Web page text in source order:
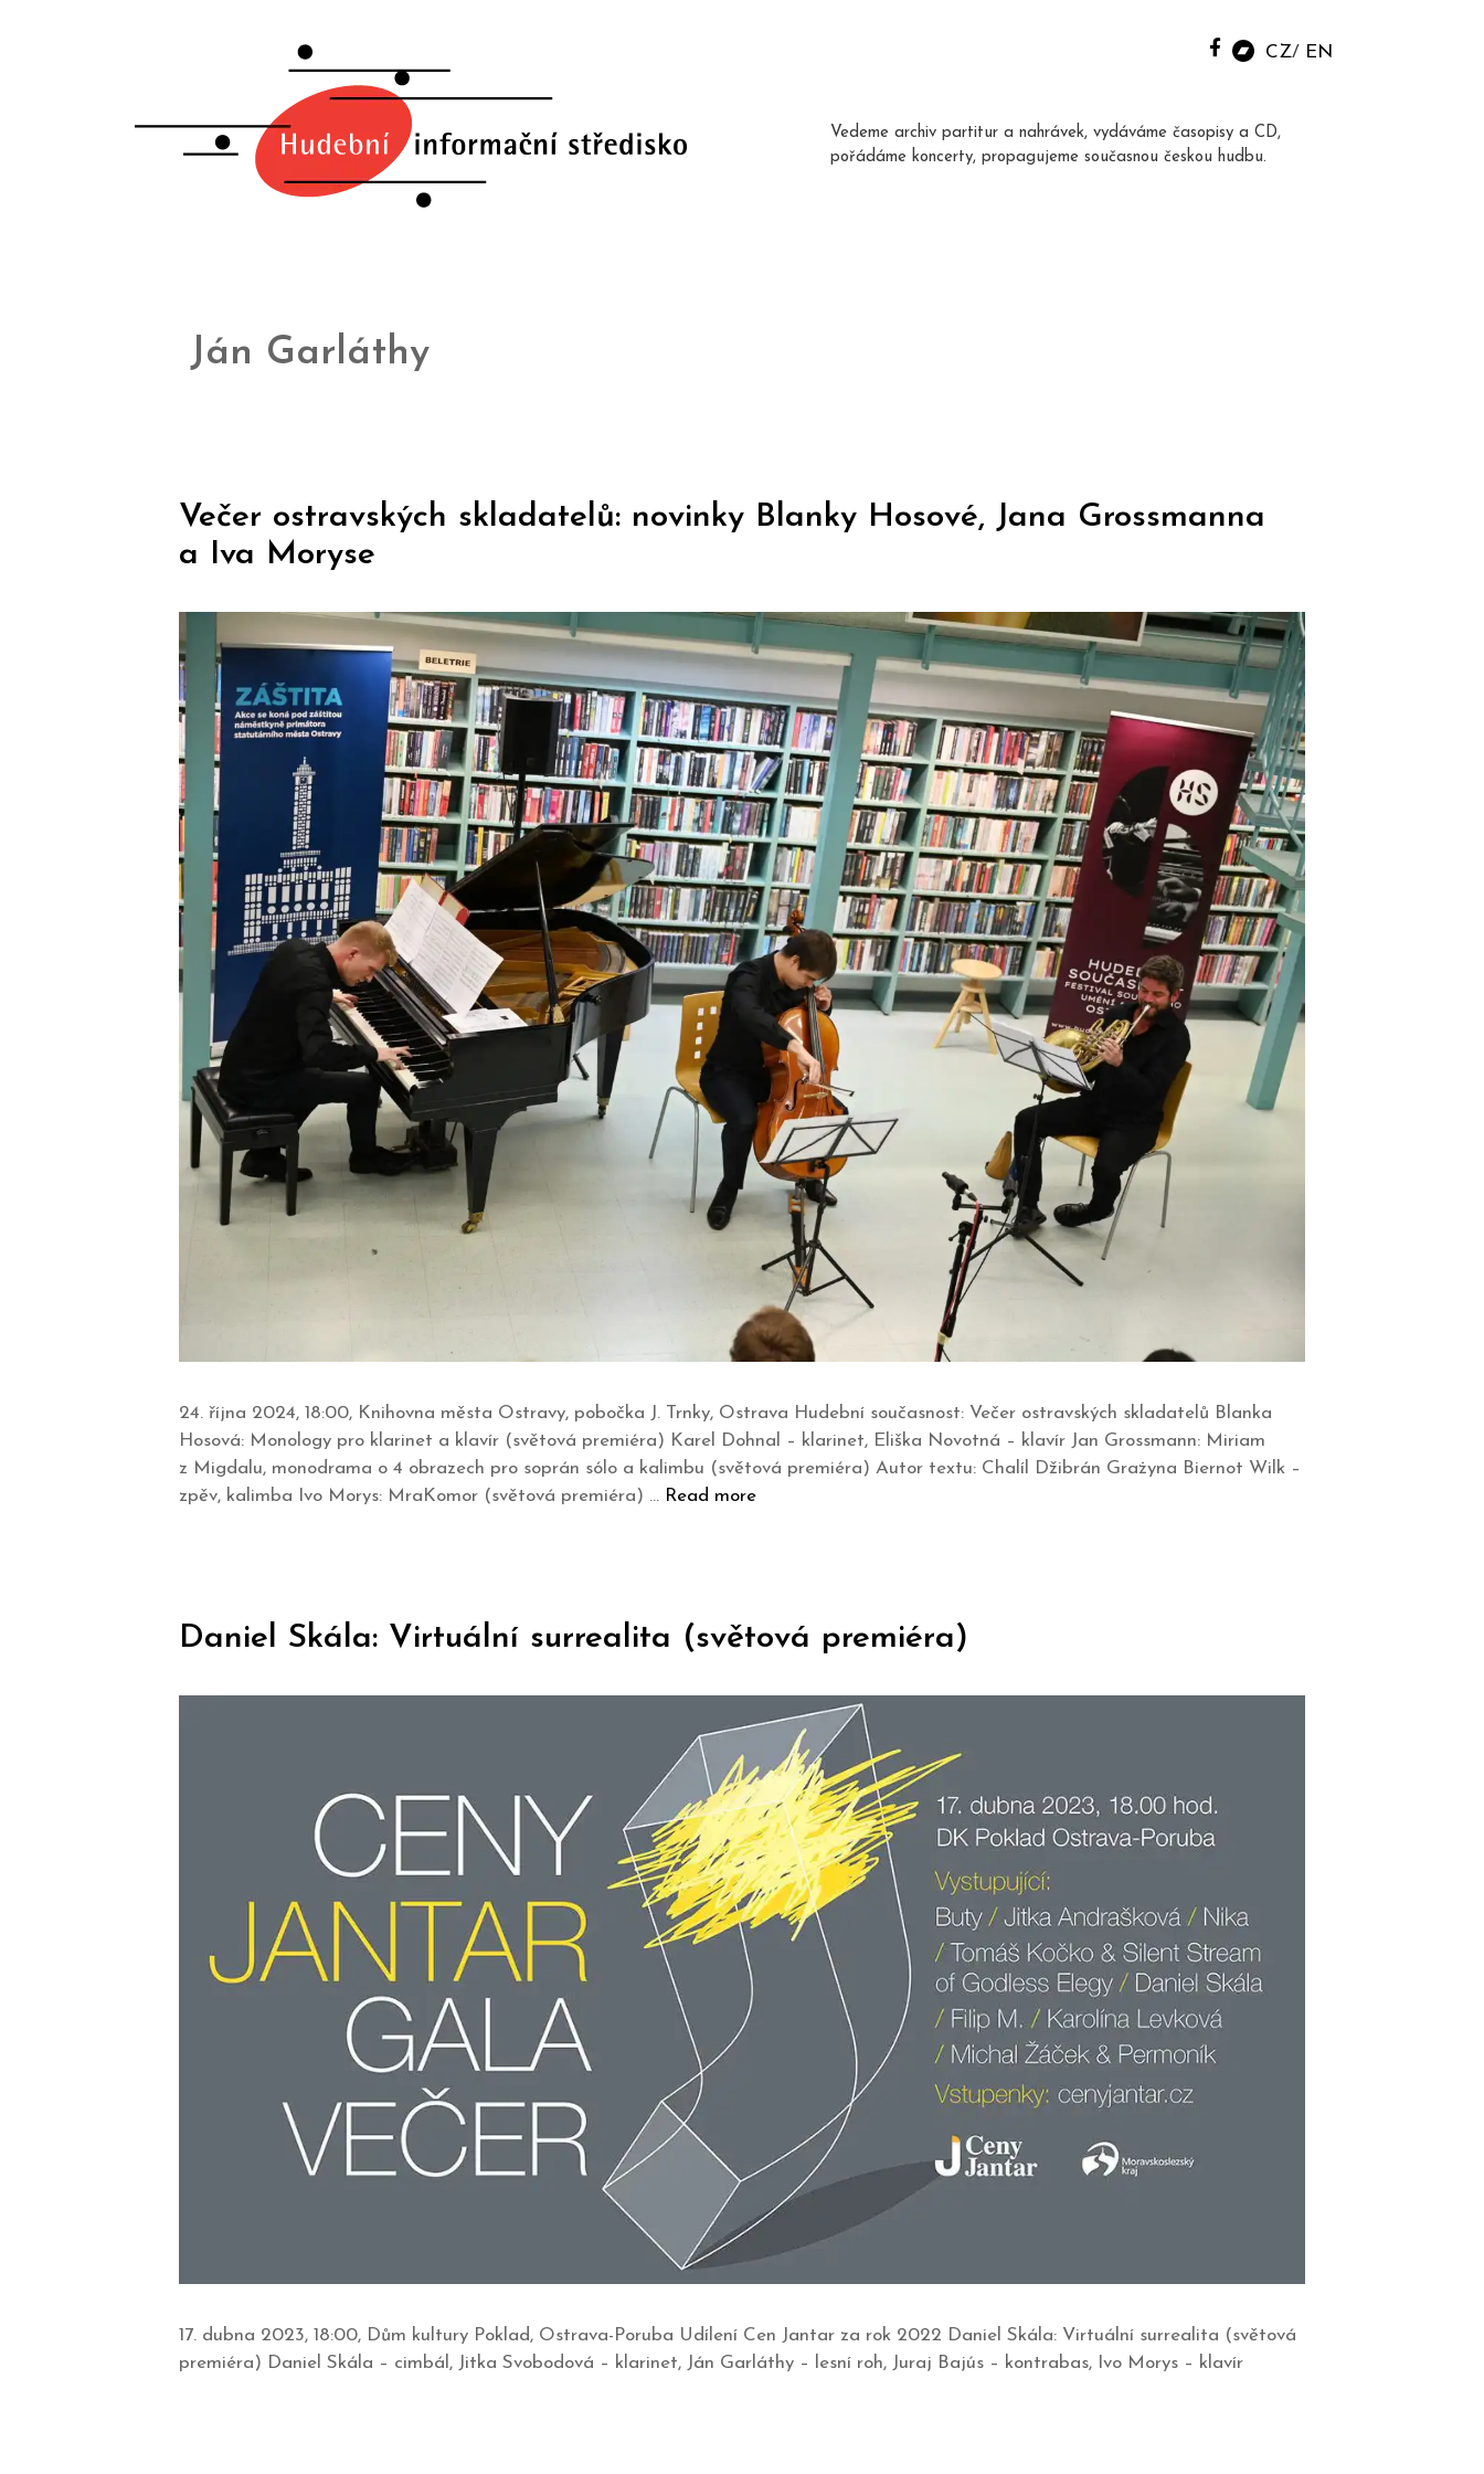
CZ EN
Vedeme archiv partitur a nahrávek, vydáváme časopisy a CD,
pořádáme koncerty, propagujeme současnou českou hudbu.
Ján Garláthy
Večer ostravských skladatelů: novinky Blanky Hosové, Jana Grossmanna
a Iva Moryse
24. října 2024, 18:00, Knihovna města Ostravy, pobočka J. Trnky, Ostrava Hudební současnost: Večer ostravských skladatelů Blanka
Hosová: Monology pro klarinet a klavír (světová premiéra) Karel Dohnal – klarinet, Eliška Novotná – klavír Jan Grossmann: Miriam
z Migdalu, monodrama o 4 obrazech pro soprán sólo a kalimbu (světová premiéra) Autor textu: Chalíl Džibrán Grażyna Biernot Wilk –
zpěv, kalimba Ivo Morys: MraKomor (světová premiéra) … Read more
Daniel Skála: Virtuální surrealita (světová premiéra)
17. dubna 2023, 18:00, Dům kultury Poklad, Ostrava-Poruba Udílení Cen Jantar za rok 2022 Daniel Skála: Virtuální surrealita (světová
premiéra) Daniel Skála – cimbál, Jitka Svobodová – klarinet, Ján Garláthy – lesní roh, Juraj Bajús – kontrabas, Ivo Morys – klavír